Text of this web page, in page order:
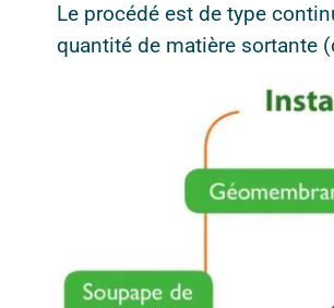
Le procédé est de type
quantité de matière sortante